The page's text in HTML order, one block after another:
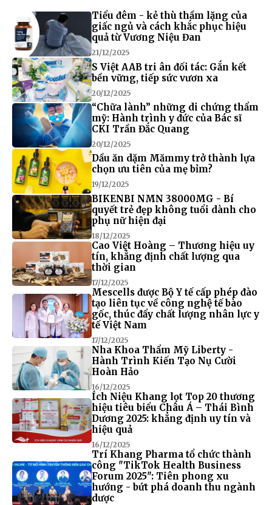
Tiểu đêm - kẻ thù thầm lặng của
giấc ngủ và cách khắc phục hiệu
quả từ Vương Niệu Đan
21/12/2025
S Việt AAB tri ân đối tác: Gắn kết
bền vững, tiếp sức vươn xa
20/12/2025
“Chữa lành” những di chứng thẩm
mỹ: Hành trình y đức của Bác sĩ
CKI Trần Đắc Quang
20/12/2025
Dầu ăn dặm Mămmy trở thành lựa
chọn ưu tiên của mẹ bỉm?
19/12/2025
BIKENBI NMN 38000MG - Bí
quyết trẻ đẹp không tuổi dành cho
phụ nữ hiện đại
18/12/2025
Cao Việt Hoàng – Thương hiệu uy
tín, khẳng định chất lượng qua
thời gian
17/12/2025
Mescells được Bộ Y tế cấp phép đào
tạo liên tục về công nghệ tế bào
gốc, thúc đẩy chất lượng nhân lực y
tế Việt Nam
17/12/2025
Nha Khoa Thẩm Mỹ Liberty -
Hành Trình Kiến Tạo Nụ Cười
Hoàn Hảo
16/12/2025
Ích Niệu Khang lọt Top 20 thương
hiệu tiêu biểu Châu Á – Thái Bình
Dương 2025: khẳng định uy tín và
hiệu quả
16/12/2025
Trí Khang Pharma tổ chức thành
công "TikTok Health Business
Forum 2025": Tiên phong xu
hướng - bứt phá doanh thu ngành
dược